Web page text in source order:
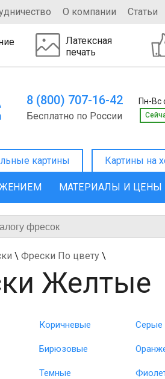
О компании Статьи
Латексная
печать
8 (800) 707-16-42 Пн-Вс
Бесплатно по России
картины Картины на
МАТЕРИАЛЫ И ЦЕНЫ
\ Фрески По цвету \
Желтые
Коричневые Серые
Бирюзовые
Темные